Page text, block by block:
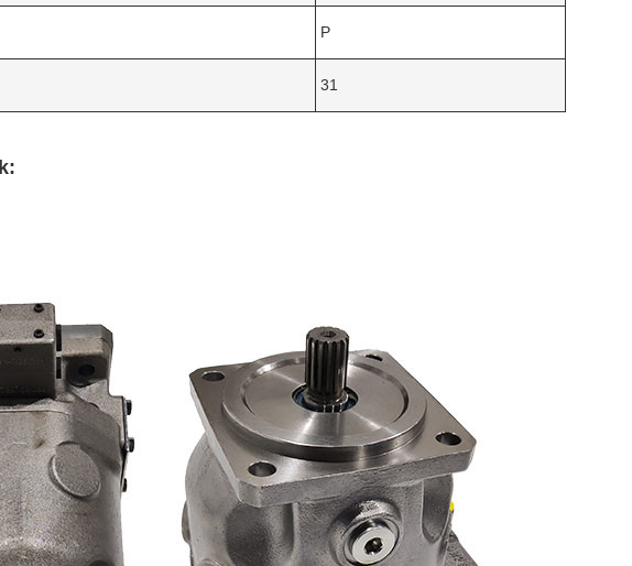
P
31